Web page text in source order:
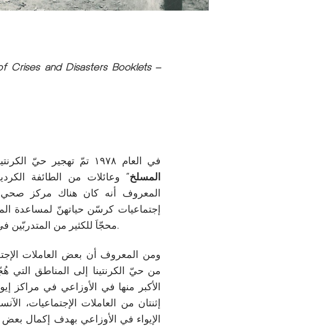
and Disasters Booklets –
في العام ۱۹۷۸ تمّ تهجير حيّ الكرنتينا الذي كانت تقطن فيه عائلات معروفة “
المسلخ” وعائلات من الطائفة
إجتماعيات كرسّن حياتهنّ لمساعدة
محجّاَ للكثير من المتدربّين في مجال الخدمة الإجتماعية والتمريض في تلك الأيام.
ومن المعروف أن بعض العاملات
من حيّ الكرنتينا إلى المناطق التي
الأكبر منها في الأوزاعي في مراكز
إثنتان من العاملات الإجتماعيات،
الإيواء في الأوزاعي بهدف إكمال